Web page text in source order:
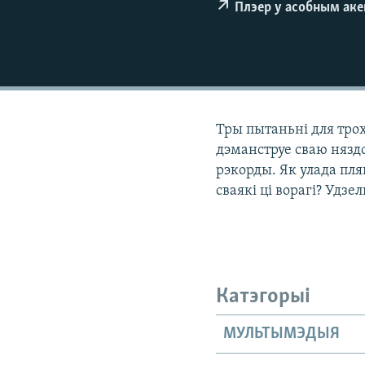
Плэер у асобным
Тры пытаньні для
дэманструе сваю
рэкорды. Як улада
сваякі ці ворагі?
Катэгорыі
МУЛЬТЫМЭДЫЯ